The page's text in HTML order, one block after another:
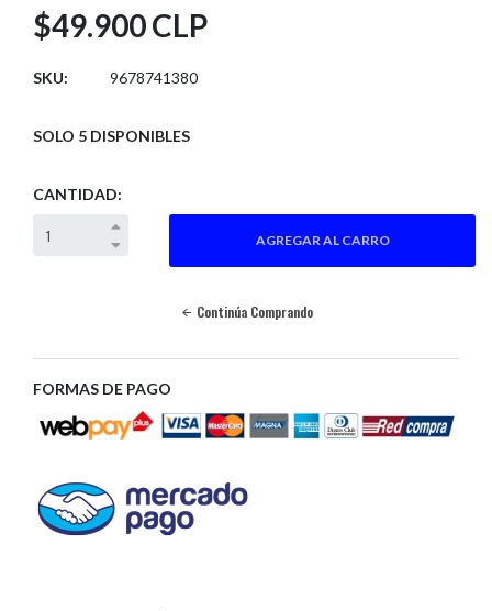
$49.900 CLP
SKU: 9678741380
SOLO 5 DISPONIBLES
CANTIDAD:
Continúa Comprando
FORMAS DE PAGO